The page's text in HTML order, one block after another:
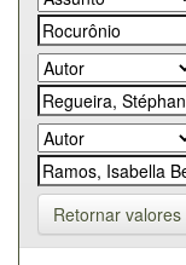
Retornar valores